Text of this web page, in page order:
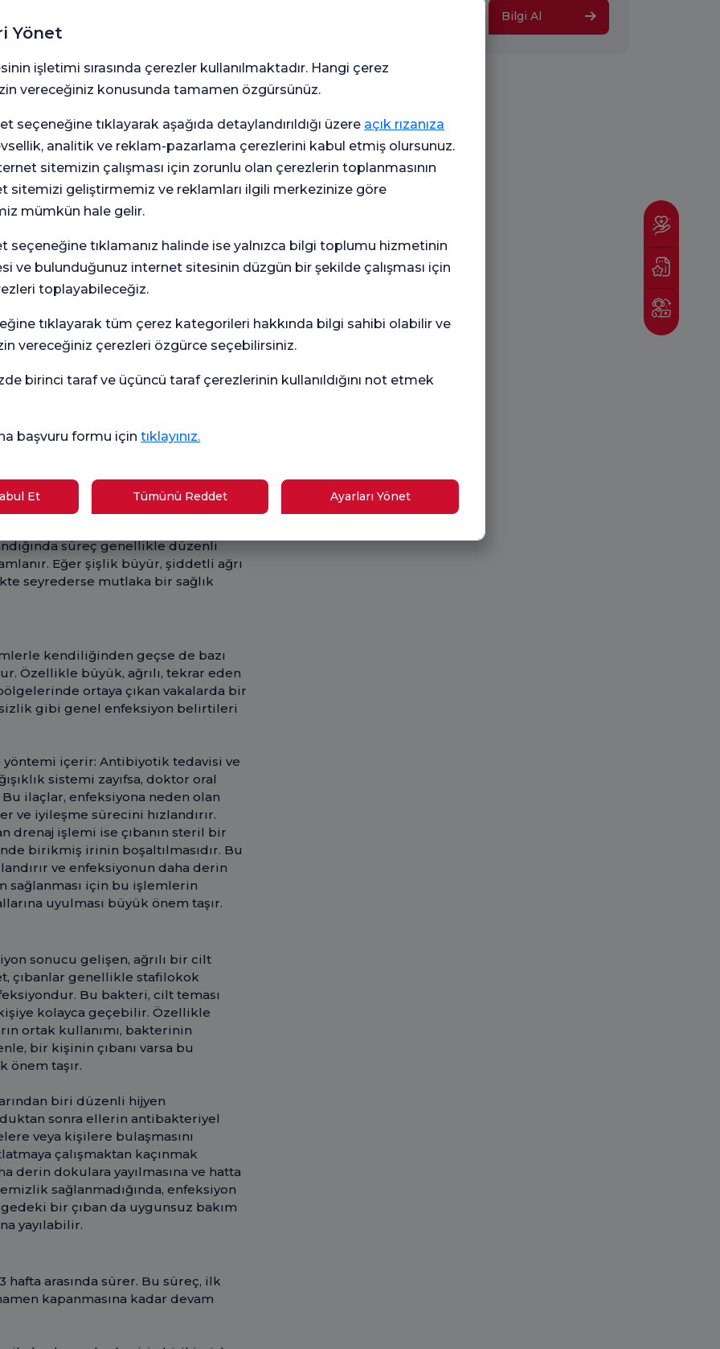
da sıkça karşılaşılan durumlar
olan kişilerde veya diyabet gibi
şiddetli seyredebilir. Bu nedenle,
enfeksiyonun yayılmasını önlemek
cilt enfeksiyonlarıdır.
yol açabilir. Özellikle
çıkan çıbanlar daha tehlikeli
karbunkül adı verilen büyük ve
Özellikle yüz üçgeni olarak
çıbanlarda enfeksiyonun beyne
Yöntemler
evde uygulanabilecek basit
nasıl geçer ve evde hangi adımlar
kompres uygulamak. Sıcak
çıkmasına yardımcı olarak
aynı zamanda bölgedeki
ve ağrıyı hafifletir.
veya pamuklu bir havlu sıcak suyla
sıkıldıktan sonra çıbanın üzerine
bekletilmelidir. Bu işlem,
yardımcı olur. Ancak burada
asla sıkılmaması veya
enfeksiyonun daha derin dokulara
Ayrıca, bu durum kalıcı yara
süreç genellikle düzenli
Eğer şişlik büyür, şiddetli ağrı
seyrederse mutlaka bir sağlık
kendiliğinden geçse de bazı
Özellikle büyük, ağrılı, tekrar eden
ortaya çıkan vakalarda bir
gibi genel enfeksiyon belirtileri
yöntemi içerir: Antibiyotik tedavisi ve
sistemi zayıfsa, doktor oral
ilaçlar, enfeksiyona neden olan
ve iyileşme sürecini hızlandırır.
drenaj işlemi ise çıbanın steril bir
birikmiş irinin boşaltılmasıdır. Bu
ve enfeksiyonun daha derin
sağlanması için bu işlemlerin
uyulması büyük önem taşır.
sonucu gelişen, ağrılı bir cilt
çıbanlar genellikle stafilokok
Bu bakteri, cilt teması
kolayca geçebilir. Özellikle
ortak kullanımı, bakterinin
bir kişinin çıbanı varsa bu
önem taşır.
biri düzenli hijyen
sonra ellerin antibakteriyel
veya kişilere bulaşmasını
çalışmaktan kaçınmak
derin dokulara yayılmasına ve hatta
sağlanmadığında, enfeksiyon
bir çıban da uygunsuz bakım
yayılabilir.
hafta arasında sürer. Bu süreç, ilk
kapanmasına kadar devam
Bilgi Al
Yönet
işletimi sırasında çerezler kullanılmaktadır. Hangi çerez
vereceğiniz konusunda tamamen özgürsünüz.
seçeneğine tıklayarak aşağıda detaylandırıldığı üzere açık rızanıza
analitik ve reklam-pazarlama çerezlerini kabul etmiş olursunuz.
sitemizin çalışması için zorunlu olan çerezlerin toplanmasının
sitemizi geliştirmemiz ve reklamları ilgili merkezinize göre
mümkün hale gelir.
seçeneğine tıklamanız halinde ise yalnızca bilgi toplumu hizmetinin
ve bulunduğunuz internet sitesinin düzgün bir şekilde çalışması için
toplayabileceğiz.
tıklayarak tüm çerez kategorileri hakkında bilgi sahibi olabilir ve
vereceğiniz çerezleri özgürce seçebilirsiniz.
birinci taraf ve üçüncü taraf çerezlerinin kullanıldığını not etmek
başvuru formu için tıklayınız.
Et Tümünü Reddet Ayarları Yönet